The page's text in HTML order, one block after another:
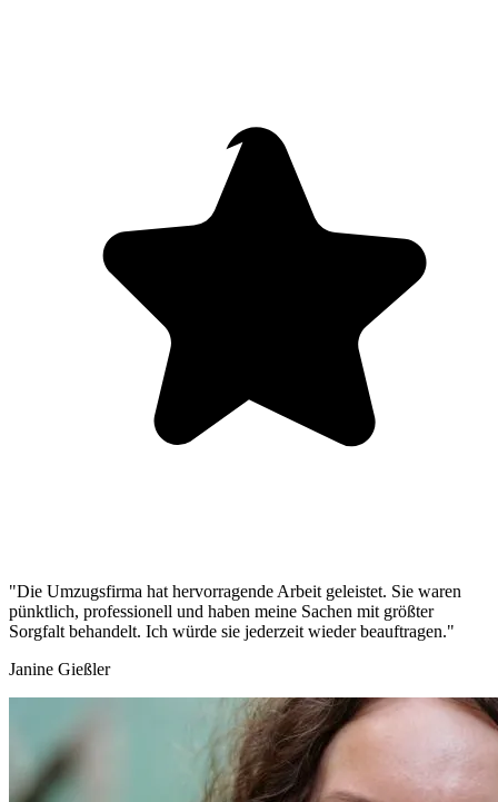
"Die Umzugsfirma hat hervorragende Arbeit geleistet. Sie waren
pünktlich, professionell und haben meine Sachen mit größter
Sorgfalt behandelt. Ich würde sie jederzeit wieder beauftragen."
Janine Gießler